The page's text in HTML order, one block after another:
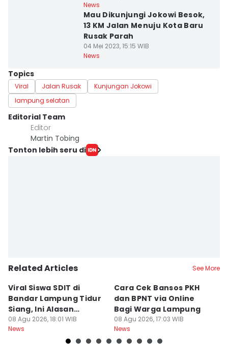
News
Mau Dikunjungi Jokowi Besok,
13 KM Jalan Menuju Kota Baru
Rusak Parah
04 Mei 2023, 15:15 WIB
News
Topics
Viral Jalan Rusak
Kunjungan Jokowi
lampung selatan
Editorial Team
Editor
Martin Tobing
Tonton lebih seru di
Related Articles See More
Viral Siswa SDIT di
Bandar Lampung Tidur
Siang, Ini Alasan
Sekolah
08 Agu 2026, 18:01 WIB
News
Cara Cek Bansos PKH
dan BPNT via Online
Bagi Warga Lampung
08 Agu 2026, 17:03 WIB
News